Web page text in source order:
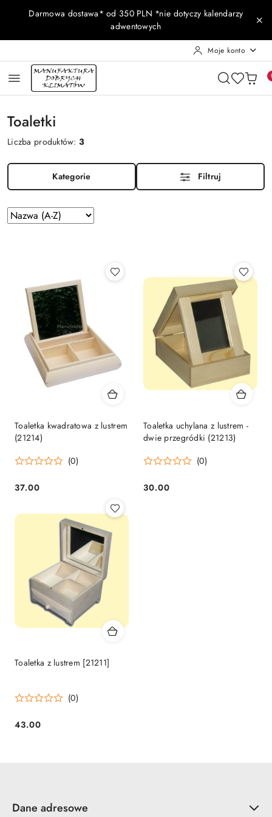
Przejdź do treści głównej
Przejdź do wyszukiwarki
Przejdź do moje konto
Przejdź do menu głównego
Przejdź do stopki
Darmowa dostawa* od 350 PLN *nie dotyczy kalendarzy
adwentowych
Moje konto
Toaletki
Liczba produktów:3
Kategorie Filtruj
Zastosowano
sortowanie:
Sortuj
według
Toaletka kwadratowa z lustrem
(21214)
(0)
Cena:
37.00
Toaletka uchylana z lustrem -
dwie przegródki (21213)
(0)
Cena:
30.00
Toaletka z lustrem [21211]
(0)
Cena:
43.00
Dane adresowe